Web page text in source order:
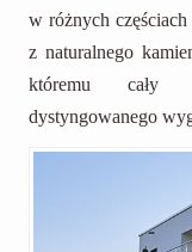
w różnych
z naturalnego
któremu cały
dystyngowanego